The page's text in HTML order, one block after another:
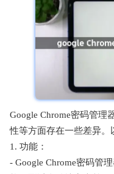
Google Chrome密码管理
性等方面存在一些差异。
1. 功能：
- Google Chrome密码管